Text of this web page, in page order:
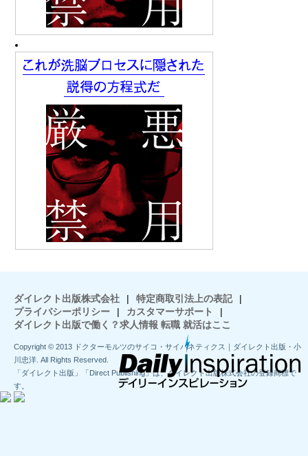
ダイレクト出版株式会社 | 特定商取引法上の表記
|
プライバシーポリシー
| カスタマーサポート
|
ダイレクト出版で働く？求人情報 転職 就活はここ
Copyright © 2013 ドクターモルツのサイコ・サイバネティクス｜ダイレクト出版・小
川忠洋. All Rights Reserved.
「ダイレクト出版」「Direct Publishing」は、ダイレクト出版株式会社の登録商標で
す。